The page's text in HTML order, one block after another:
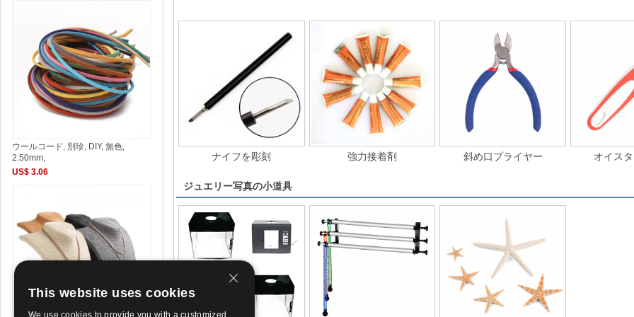
ナイフを彫刻 強力接着剤 斜め口プライヤー オイス
ジュエリー写真の小道具
ウールコード, 別珍, DIY, 無色,
2.50mm,
US$ 3.06
This website uses cookies
We use cookies to provide you with a customized,